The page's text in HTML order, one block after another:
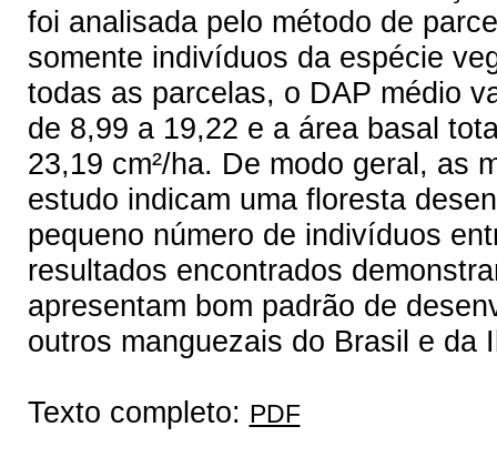
foi analisada pelo método de
somente indivíduos da espécie
todas as parcelas, o DAP médio
de 8,99 a 19,22 e a área basal
23,19 cm²/ha. De modo geral, as
estudo indicam uma floresta
pequeno número de indivíduos
resultados encontrados
apresentam bom padrão de
outros manguezais do Brasil e da
Texto completo: PDF